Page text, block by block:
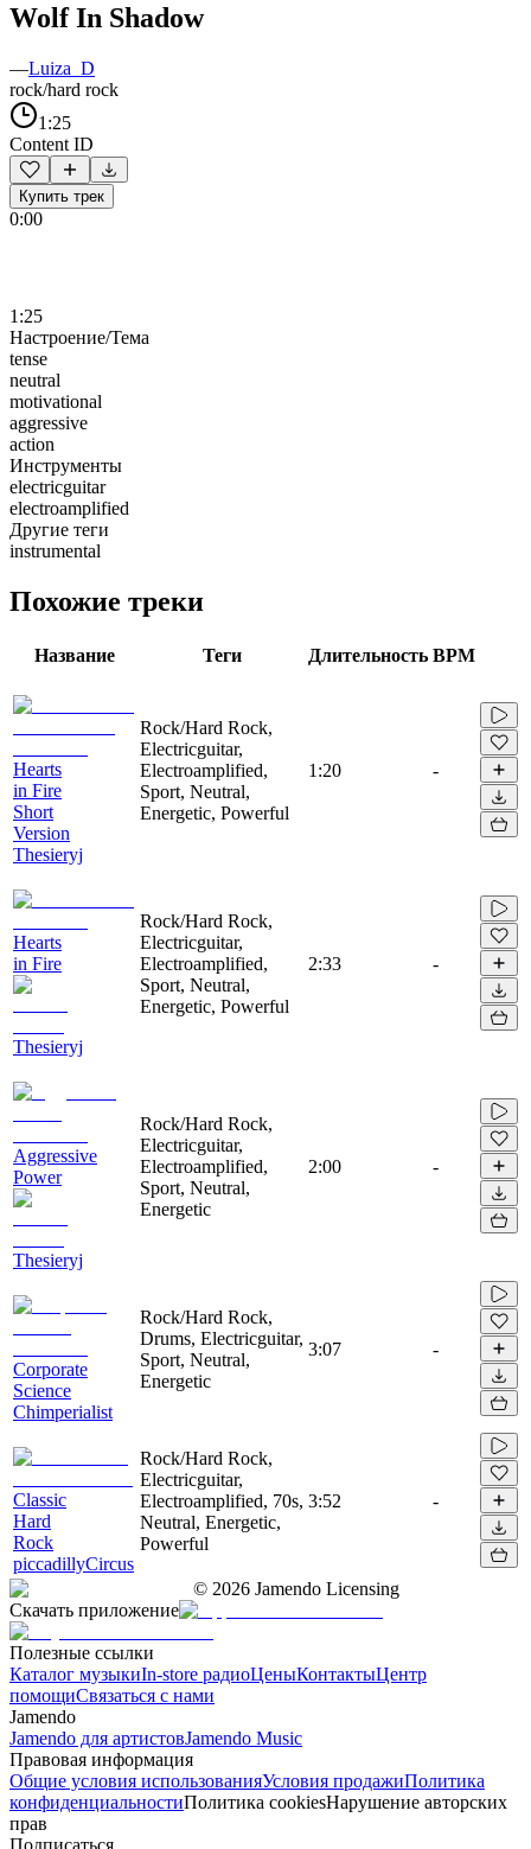
Wolf In Shadow
—Luiza_D
rock/hard rock
1:25
Content ID
Купить трек
0:00
1:25
Настроение/Тема
tense
neutral
motivational
aggressive
action
Инструменты
electricguitar
electroamplified
Другие теги
instrumental
Похожие треки
Название Теги Длительность BPM
Hearts
in Fire
Short
Version
Thesieryj
Rock/Hard Rock,
Electricguitar,
Electroamplified,
Sport, Neutral,
Energetic, Powerful
1:20 -
Hearts
in Fire
Thesieryj
Rock/Hard Rock,
Electricguitar,
Electroamplified,
Sport, Neutral,
Energetic, Powerful
2:33 -
Aggressive
Power
Thesieryj
Rock/Hard Rock,
Electricguitar,
Electroamplified,
Sport, Neutral,
Energetic
2:00 -
Corporate
Science
Chimperialist
Rock/Hard Rock,
Drums, Electricguitar,
Sport, Neutral,
Energetic
3:07 -
Classic
Hard
Rock
piccadillyCircus
Rock/Hard Rock,
Electricguitar,
Electroamplified, 70s,
Neutral, Energetic,
Powerful
3:52 -
© 2026 Jamendo Licensing
Скачать приложение
Полезные ссылки
Каталог музыкиIn-store радиоЦеныКонтактыЦентр
помощиСвязаться с нами
Jamendo
Jamendo для артистовJamendo Music
Правовая информация
Общие условия использованияУсловия продажиПолитика
конфиденциальностиПолитика cookiesНарушение авторских
прав
Подписаться